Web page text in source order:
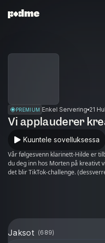
PREMIUM Enkel Servering 21
Vi applauderer
Kuuntele sovelluksessa
Vår følgesvenn klarinett-Hilde er
du deg inn hos Morten på kreativt
det blir TikTok-challenge.
Jaksot (689)